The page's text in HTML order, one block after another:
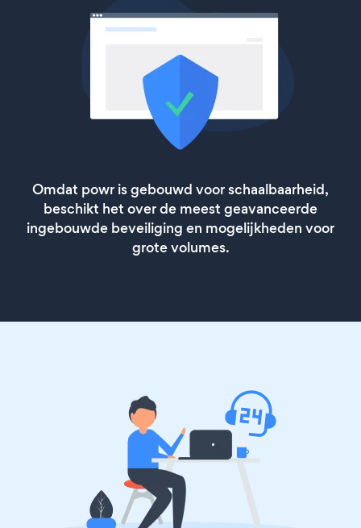
Omdat powr is gebouwd voor schaalbaarheid,
beschikt het over de meest geavanceerde
ingebouwde beveiliging en mogelijkheden voor
grote volumes.